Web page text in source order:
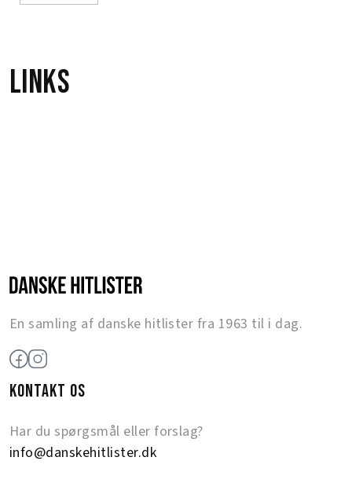
Links
En samling af danske hitlister fra 1963 til i dag.
KONTAKT OS
Har du spørgsmål eller forslag?
info@danskehitlister.dk